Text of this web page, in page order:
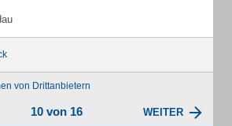
von Drittanbietern
10 von 16 WEITER